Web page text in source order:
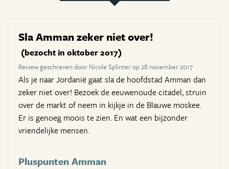
Sla Amman zeker niet over!
(bezocht in oktober 2017)
Review geschreven door Nicole Splinter op 28 november 2017
Als je naar Jordanië gaat sla de hoofdstad Amman dan
zeker niet over! Bezoek de eeuwenoude citadel, struin
over de markt of neem in kijkje in de Blauwe moskee.
Er is genoeg moois te zien. En wat een bijzonder
vriendelijke mensen.
Pluspunten Amman